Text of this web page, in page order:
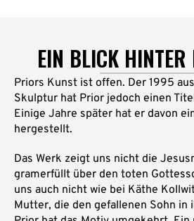
EIN BLICK HINTER
Priors Kunst ist offen. Der 1995
Skulptur hat Prior jedoch einen
Einige Jahre später hat er davon
hergestellt.
Das Werk zeigt uns nicht die
gramerfüllt über den toten
uns auch nicht wie bei Käthe
Mutter, die den gefallenen Sohn in